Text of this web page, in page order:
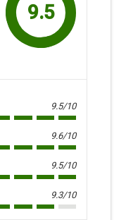
9.5
9.5/10
9.6/10
9.5/10
9.3/10